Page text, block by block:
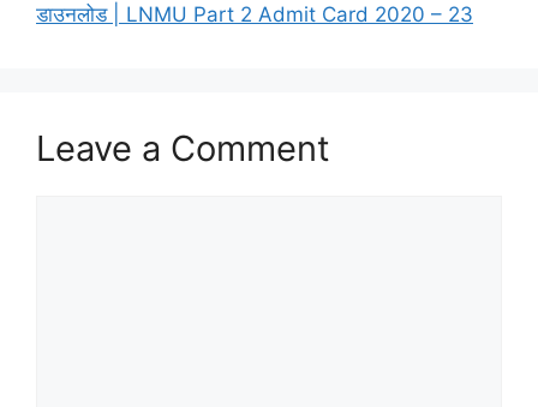
डाउनलोड | LNMU Part 2 Admit Card 2020 – 23
Leave a Comment